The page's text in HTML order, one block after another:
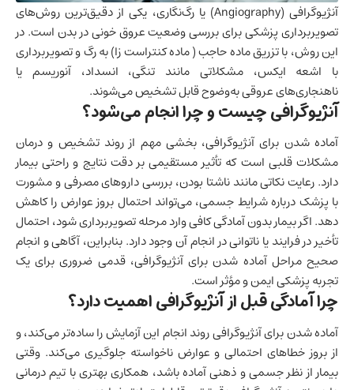
آنژیوگرافی (Angiography) یا رگ‌نگاری، یکی از دقیق‌ترین روش‌های
تصویربرداری پزشکی برای بررسی وضعیت عروق خونی در بدن است. در
این روش، با تزریقماده حاجب ( ماده کنتراست‌ زا)به رگ و تصویربرداری
با اشعه ایکس، مشکلاتی مانند تنگی، انسداد، آنوریسم یا
ناهنجاری‌های عروقی به‌وضوح قابل تشخیص می‌شوند.
آنژیوگرافی چیست و چرا انجام می‌شود؟
آماده شدن برای آنژیوگرافی، بخشی مهم از روند تشخیص و درمان
مشکلات قلبی است که تأثیر مستقیمی بر دقت نتایج و راحتی بیمار
دارد. رعایت نکاتی مانند ناشتا بودن، بررسی داروهای مصرفی و مشورت
با پزشک درباره شرایط جسمی، می‌تواند احتمال بروز عوارض را کاهش
دهد. اگر بیمار بدون آمادگی کافی وارد مرحله تصویربرداری شود، احتمال
تأخیر در فرایند یا ناتوانی در انجام آن وجود دارد. بنابراین، آگاهی و انجام
صحیح مراحل آماده شدن برای آنژیوگرافی، قدمی ضروری برای یک
تجربه پزشکی ایمن و مؤثر است.
چرا آمادگی قبل از آنژیوگرافی اهمیت دارد؟
آماده شدن برای آنژیوگرافی روند انجام این آزمایش را ساده‌تر می‌کند، و
از بروز خطاهای احتمالی و عوارض ناخواسته جلوگیری می‌کند. وقتی
بیمار از نظر جسمی و ذهنی آماده باشد، همکاری بهتری با تیم درمانی